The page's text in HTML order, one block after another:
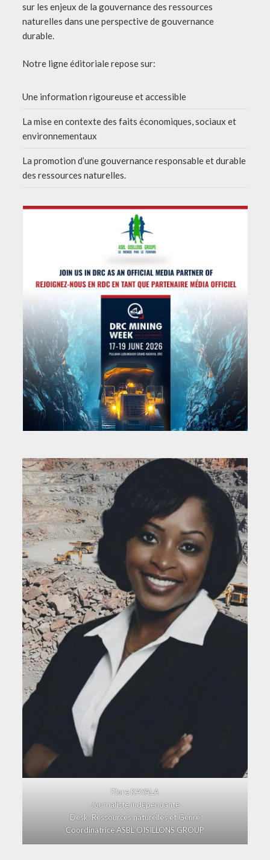
sur les enjeux de la gouvernance des ressources
naturelles dans une perspective de gouvernance
durable.
Notre ligne éditoriale repose sur:
Une information rigoureuse et accessible
La mise en contexte des faits économiques, sociaux et
environnementaux
La promotion d’une gouvernance responsable et durable
des ressources naturelles.
Flore KAYALA
Journaliste indépendante
Desk: Ressources naturelles et Genre
Coordinatrice ASBL OISILLONS GROUP